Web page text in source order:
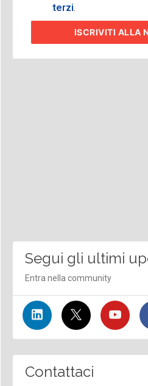
terzi.
ISCRIVITI ALLA
Segui gli ultimi
Entra nella community
Contattaci